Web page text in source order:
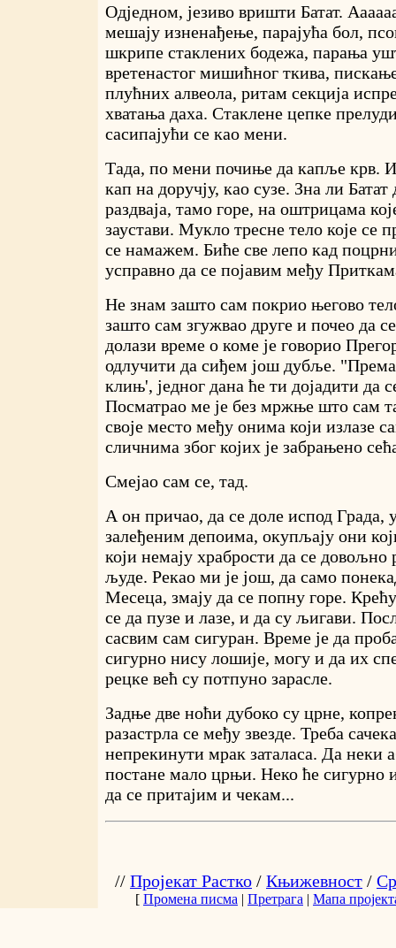
Одједном, језиво вришти Батат.
мешају изненађење, парајућа бол,
шкрипе стаклених бодежа, парања
вретенастог мишићног ткива,
плућних алвеола, ритам секција
хватања даха. Стаклене цепке
сасипајући се као мени.
Тада, по мени почиње да капље крв.
кап на доручју, као сузе. Зна ли Батат
раздваја, тамо горе, на оштрицама
заустави. Мукло тресне тело које се
се намажем. Биће све лепо кад
усправно да се појавим међу
Не знам зашто сам покрио његово
зашто сам згужвао друге и почео да
долази време о коме је говорио
одлучити да сиђем још дубље.
клињ', једног дана ће ти дојадити да
Посматрао ме је без мржње што сам
своје место међу онима који излазе
сличнима због којих је забрањено
Смејао сам се, тад.
А он причао, да се доле испод Града,
залеђеним депоима, окупљају они
који немају храбрости да се
људе. Рекао ми је још, да само
Месеца, змају да се попну горе.
се да пузе и лазе, и да су љигави.
сасвим сам сигуран. Време је да
сигурно нису лошије, могу и да их
рецке већ су потпуно зарасле.
Задње две ноћи дубоко су црне,
разастрла се међу звезде. Треба
непрекинути мрак заталаса. Да неки
постане мало црњи. Неко ће сигурно
да се притајим и чекам...
// Пројекат Растко / Књижевност /
[ Промена писма Претрага Мапа